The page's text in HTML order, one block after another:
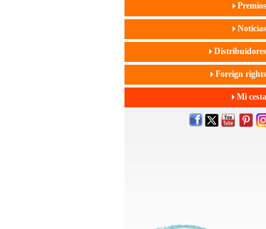
Premios
Noticias
Distribuidores
Foreign rights
Mi cesta